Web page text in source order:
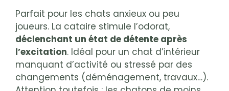
Parfait pour les chats anxieux ou peu
joueurs. La cataire stimule l’odorat,
déclenchant un état de détente après
l’excitation. Idéal pour un chat d’intérieur
manquant d’activité ou stressé par des
changements (déménagement, travaux…).